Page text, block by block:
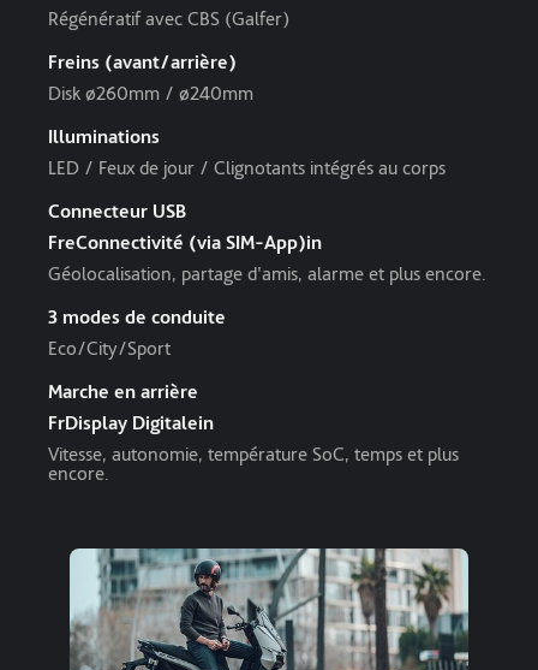
Régénératif avec CBS (Galfer)
Freins (avant/arrière)
Disk ø260mm / ø240mm
Illuminations
LED / Feux de jour / Clignotants intégrés au corps
Connecteur USB
FreConnectivité (via SIM-App)in
Géolocalisation, partage d'amis, alarme et plus encore.
3 modes de conduite
Eco/City/Sport
Marche en arrière
FrDisplay Digitalein
Vitesse, autonomie, température SoC, temps et plus
encore.